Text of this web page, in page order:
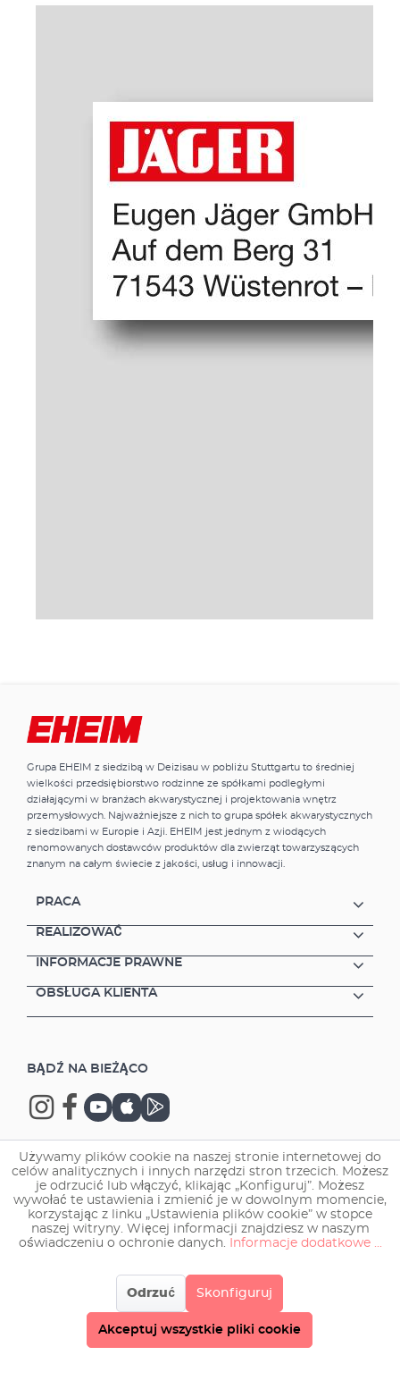
Grupa EHEIM z siedzibą w Deizisau w pobliżu Stuttgartu to średniej
wielkości przedsiębiorstwo rodzinne ze spółkami podległymi
działającymi w branżach akwarystycznej i projektowania wnętrz
przemysłowych. Najważniejsze z nich to grupa spółek akwarystycznych
z siedzibami w Europie i Azji. EHEIM jest jednym z wiodących
renomowanych dostawców produktów dla zwierząt towarzyszących
znanym na całym świecie z jakości, usług i innowacji.
PRACA
REALIZOWAĆ
INFORMACJE PRAWNE
OBSŁUGA KLIENTA
BĄDŹ NA BIEŻĄCO
Copyright © 2026 EHEIM GmbH & Co. KG.
Używamy plików cookie na naszej stronie internetowej do
celów analitycznych i innych narzędzi stron trzecich. Możesz
je odrzucić lub włączyć, klikając „Konfiguruj”. Możesz
wywołać te ustawienia i zmienić je w dowolnym momencie,
korzystając z linku „Ustawienia plików cookie” w stopce
naszej witryny. Więcej informacji znajdziesz w naszym
oświadczeniu o ochronie danych.
Informacje dodatkowe ...
Odrzuć Skonfiguruj
Akceptuj wszystkie pliki cookie